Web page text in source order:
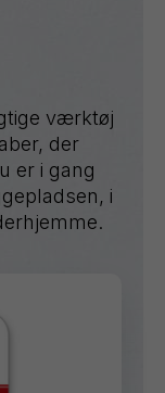
værktøj
der
er i gang
i